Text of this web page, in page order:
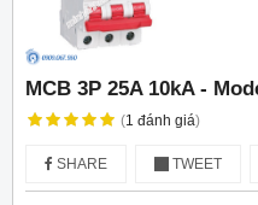
MCB 3P 25A 10kA -
(1 đánh giá)
SHARE TWEET